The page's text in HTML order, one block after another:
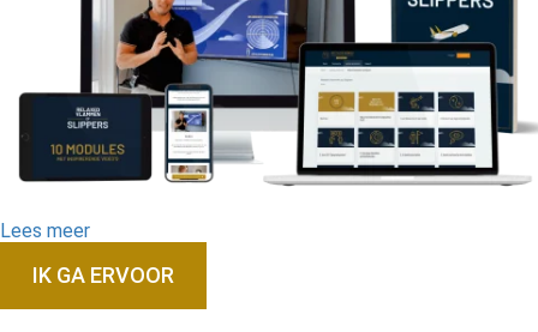
Lees meer
IK GA ERVOOR